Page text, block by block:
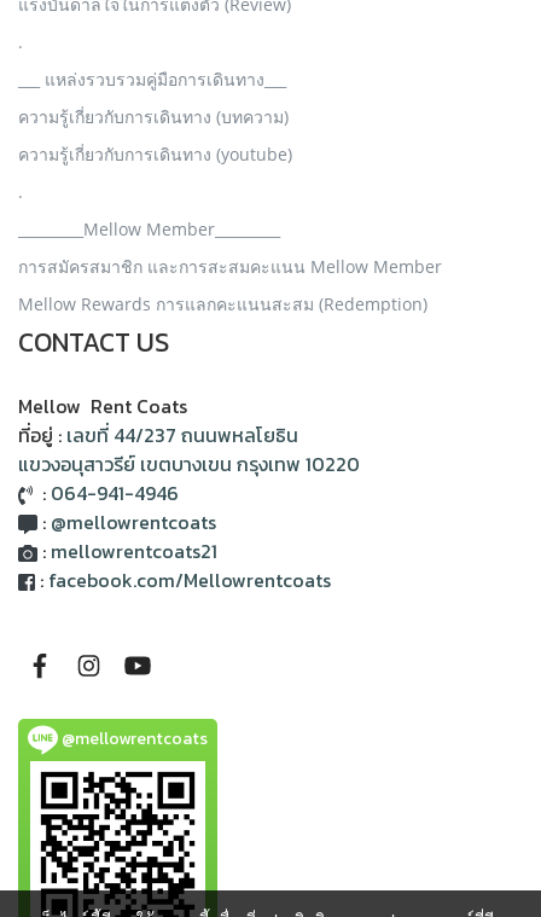
.
___ แหล่งรวบรวมคู่มือการเดินทาง___
ความรู้เกี่ยวกับการเดินทาง (บทความ)
ความรู้เกี่ยวกับการเดินทาง (youtube)
.
_________Mellow Member_________
การสมัครสมาชิก และการสะสมคะแนน Mellow Member
Mellow Rewards การแลกคะแนนสะสม (Redemption)
CONTACT US
Mellow Rent Coats
ที่อยู่ : เลขที่ 44/237 ถนนพหลโยธิน
แขวงอนุสาวรีย์ เขตบางเขน กรุงเทพ 10220
: 064-941-4946
: @mellowrentcoats
: mellowrentcoats21
: facebook.com/Mellowrentcoats
@mellowrentcoats